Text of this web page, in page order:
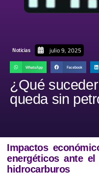
Noticias julio 9, 2025
WhatsApp Facebook
¿Qué
queda sin
Impactos
energéticos ante
hidrocarburos